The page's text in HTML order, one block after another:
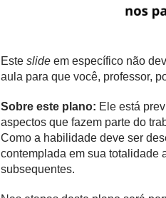
Este slide em específico não
aula para que você, professor,
Sobre este plano: Ele está
aspectos que fazem parte do
Como a habilidade deve ser
contemplada em sua totalidade
subsequentes.